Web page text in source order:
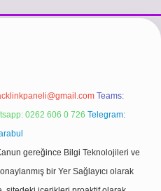
hiltonbet güncel giriş
Teams:
0262 606 0 726 Telegram:
gereğince Bilgi Teknolojileri ve
bir Yer Sağlayıcı olarak